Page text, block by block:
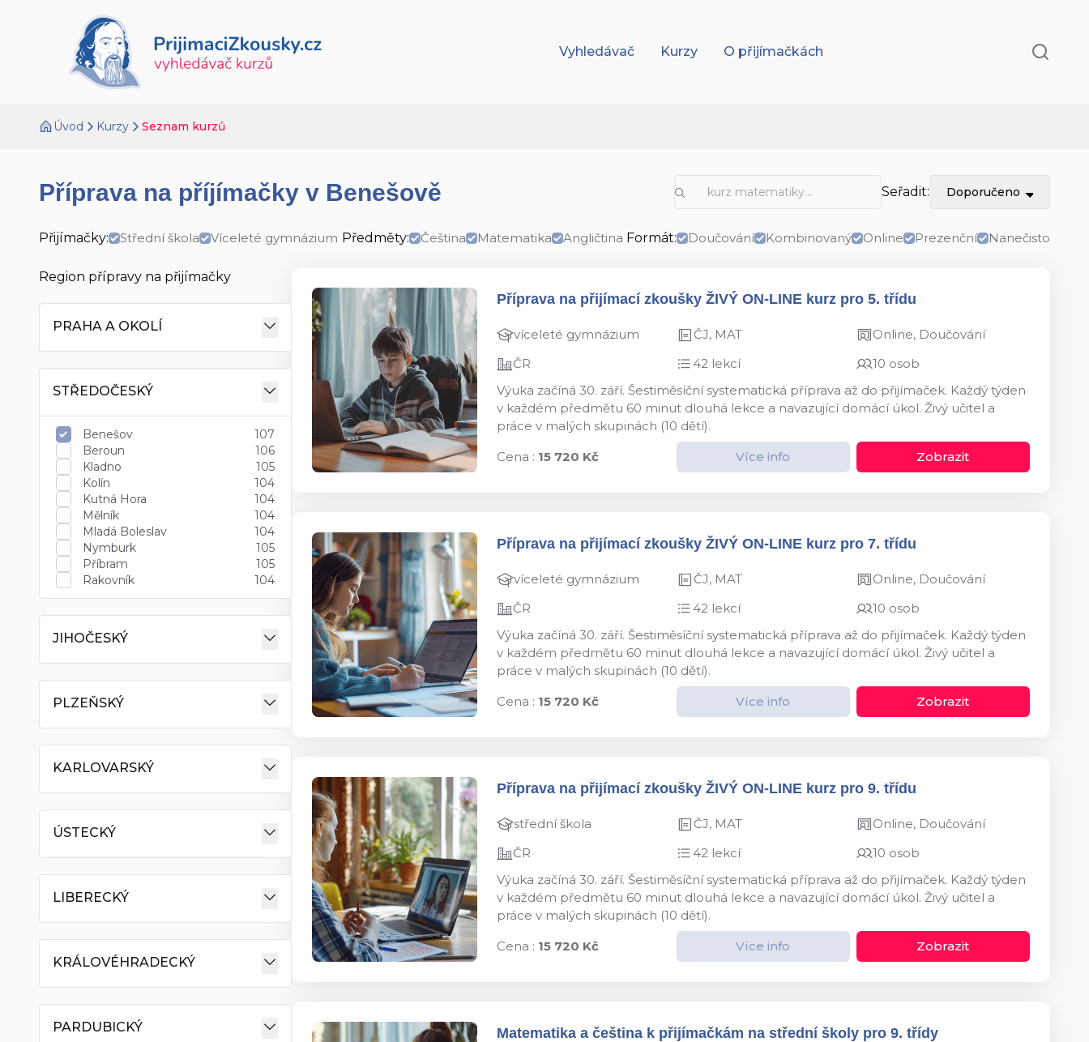
Vyhledávač Kurzy O přijímačkách
Úvod Kurzy Seznam kurzů
Příprava na příjímačky v Benešově Seřadit: Doporučeno
Přijímačky: Střední škola Víceleté gymnázium Předměty: Čeština Matematika Angličtina Formát: Doučování Kombinovaný Online Prezenční Nanečisto
Region přípravy na přijímačky
PRAHA A OKOLÍ
STŘEDOČESKÝ
Benešov
107
Beroun
106
Kladno
105
Kolín
104
Kutná Hora
104
Mělník
104
Mladá Boleslav
104
Nymburk
105
Příbram
105
Rakovník
104
JIHOČESKÝ
PLZEŇSKÝ
KARLOVARSKÝ
ÚSTECKÝ
LIBERECKÝ
KRÁLOVÉHRADECKÝ
PARDUBICKÝ
Příprava na přijímací zkoušky ŽIVÝ ON-LINE kurz pro 5. třídu
víceleté gymnázium ČJ, MAT
Online, Doučování
ČR
42 lekcí
10 osob
Výuka začíná 30. září. Šestiměsíční systematická příprava až do přijímaček. Každý týden
v každém předmětu 60 minut dlouhá lekce a navazující domácí úkol. Živý učitel a
práce v malých skupinách (10 dětí).
Cena : 15 720 Kč Více info Zobrazit
Příprava na přijímací zkoušky ŽIVÝ ON-LINE kurz pro 7. třídu
víceleté gymnázium ČJ, MAT
Online, Doučování
ČR
42 lekcí
10 osob
Výuka začíná 30. září. Šestiměsíční systematická příprava až do přijímaček. Každý týden
v každém předmětu 60 minut dlouhá lekce a navazující domácí úkol. Živý učitel a
práce v malých skupinách (10 dětí).
Cena : 15 720 Kč Více info Zobrazit
Příprava na přijímací zkoušky ŽIVÝ ON-LINE kurz pro 9. třídu
střední škola ČJ, MAT
Online, Doučování
ČR
42 lekcí
10 osob
Výuka začíná 30. září. Šestiměsíční systematická příprava až do přijímaček. Každý týden
v každém předmětu 60 minut dlouhá lekce a navazující domácí úkol. Živý učitel a
práce v malých skupinách (10 dětí).
Cena : 15 720 Kč Více info Zobrazit
Matematika a čeština k přijímačkám na střední školy pro 9. třídy